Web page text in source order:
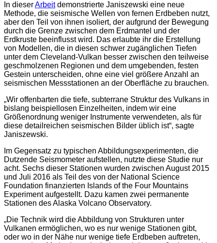
In dieserArbeitdemonstrierte Janiszewski eine neue
Methode, die seismische Wellen von fernen Erdbeben nutzt,
aber den Teil von ihnen isoliert, der aufgrund der Bewegung
durch die Grenze zwischen dem Erdmantel und der
Erdkruste beeinflusst wird. Das erlaubte ihr die Erstellung
von Modellen, die in diesen schwer zugänglichen Tiefen
unter dem Cleveland-Vulkan besser zwischen den teilweise
geschmolzenen Regionen und dem umgebenden, festen
Gestein unterscheiden, ohne eine viel größere Anzahl an
seismischen Messstationen an der Oberfläche zu brauchen.
„Wir offenbarten die tiefe, subterrane Struktur des Vulkans in
bislang beispiellosen Einzelheiten, indem wir eine
Größenordnung weniger Instrumente verwendeten, als für
diese detailreichen seismischen Bilder üblich ist“, sagte
Janiszewski.
Im Gegensatz zu typischen Abbildungsexperimenten, die
Dutzende Seismometer aufstellen, nutzte diese Studie nur
acht. Sechs dieser Stationen wurden zwischen August 2015
und Juli 2016 als Teil des von der National Science
Foundation finanzierten Islands of the Four Mountains
Experiment aufgestellt. Dazu kamen zwei permanente
Stationen des Alaska Volcano Observatory.
„Die Technik wird die Abbildung von Strukturen unter
Vulkanen ermöglichen, wo es nur wenige Stationen gibt,
oder wo in der Nähe nur wenige tiefe Erdbeben auftreten,